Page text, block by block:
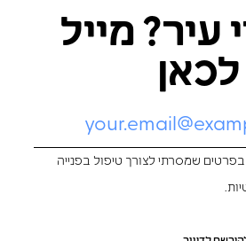
עיר? מייל
לכאן
שמסרתי לצורך טיפול בפנייה
.